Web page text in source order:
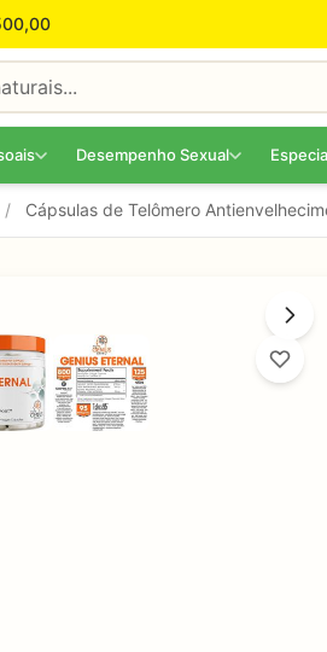
Desempenho Sexual
/ Cápsulas de Telômero